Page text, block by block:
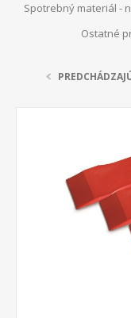
Spotrebný materiál -
Ostatné